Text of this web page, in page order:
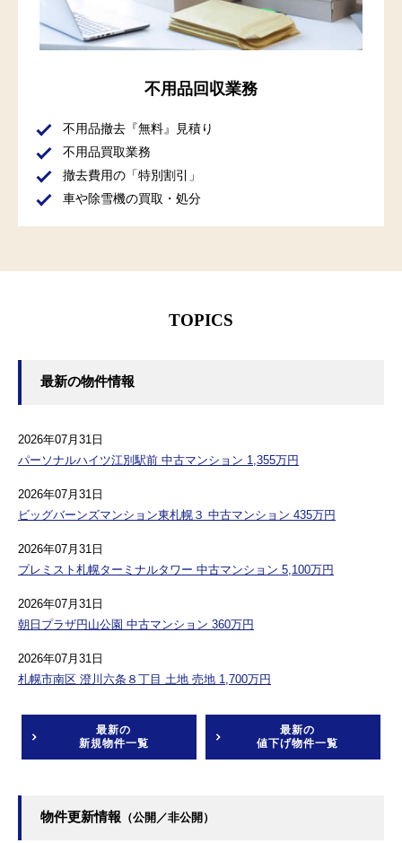
不用品回収業務
不用品撤去『無料』見積り
不用品買取業務
撤去費用の「特別割引」
車や除雪機の買取・処分
TOPICS
最新の物件情報
2026年07月31日
パーソナルハイツ江別駅前 中古マンション 1,355万円
2026年07月31日
ビッグバーンズマンション東札幌３ 中古マンション 435万円
2026年07月31日
プレミスト札幌ターミナルタワー 中古マンション 5,100万円
2026年07月31日
朝日プラザ円山公園 中古マンション 360万円
2026年07月31日
札幌市南区 澄川六条８丁目 土地 売地 1,700万円
最新の
新規物件一覧
最新の
値下げ物件一覧
物件更新情報 （公開／非公開）